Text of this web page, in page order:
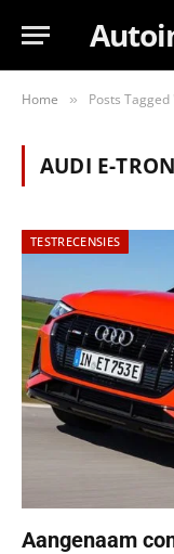
Home » Posts
AUDI E-
TESTRECENSIES
Aangenaam